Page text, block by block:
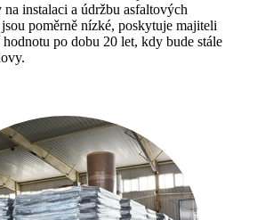
instalaci a údržbu asfaltových
poměrně nízké, poskytuje majiteli
po dobu 20 let, kdy bude stále